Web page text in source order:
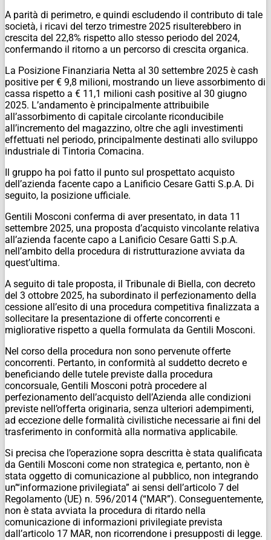
A parità di perimetro, e quindi escludendo il contributo di tale
società, i ricavi del terzo trimestre 2025 risulterebbero in
crescita del 22,8% rispetto allo stesso periodo del 2024,
confermando il ritorno a un percorso di crescita organica.
La Posizione Finanziaria Netta al 30 settembre 2025 è cash
positive per € 9,8 milioni, mostrando un lieve assorbimento di
cassa rispetto a € 11,1 milioni cash positive al 30 giugno
2025. L’andamento è principalmente attribuibile
all’assorbimento di capitale circolante riconducibile
all’incremento del magazzino, oltre che agli investimenti
effettuati nel periodo, principalmente destinati allo sviluppo
industriale di Tintoria Comacina.
Il gruppo ha poi fatto il punto sul prospettato acquisto
dell’azienda facente capo a Lanificio Cesare Gatti S.p.A. Di
seguito, la posizione ufficiale.
Gentili Mosconi conferma di aver presentato, in data 11
settembre 2025, una proposta d’acquisto vincolante relativa
all’azienda facente capo a Lanificio Cesare Gatti S.p.A.
nell’ambito della procedura di ristrutturazione avviata da
quest’ultima.
A seguito di tale proposta, il Tribunale di Biella, con decreto
del 3 ottobre 2025, ha subordinato il perfezionamento della
cessione all’esito di una procedura competitiva finalizzata a
sollecitare la presentazione di offerte concorrenti e
migliorative rispetto a quella formulata da Gentili Mosconi.
Nel corso della procedura non sono pervenute offerte
concorrenti. Pertanto, in conformità al suddetto decreto e
beneficiando delle tutele previste dalla procedura
concorsuale, Gentili Mosconi potrà procedere al
perfezionamento dell’acquisto dell’Azienda alle condizioni
previste nell’offerta originaria, senza ulteriori adempimenti,
ad eccezione delle formalità civilistiche necessarie ai fini del
trasferimento in conformità alla normativa applicabile.
Si precisa che l’operazione sopra descritta è stata qualificata
da Gentili Mosconi come non strategica e, pertanto, non è
stata oggetto di comunicazione al pubblico, non integrando
un’“informazione privilegiata” ai sensi dell’articolo 7 del
Regolamento (UE) n. 596/2014 (“MAR”). Conseguentemente,
non è stata avviata la procedura di ritardo nella
comunicazione di informazioni privilegiate prevista
dall’articolo 17 MAR, non ricorrendone i presupposti di legge.